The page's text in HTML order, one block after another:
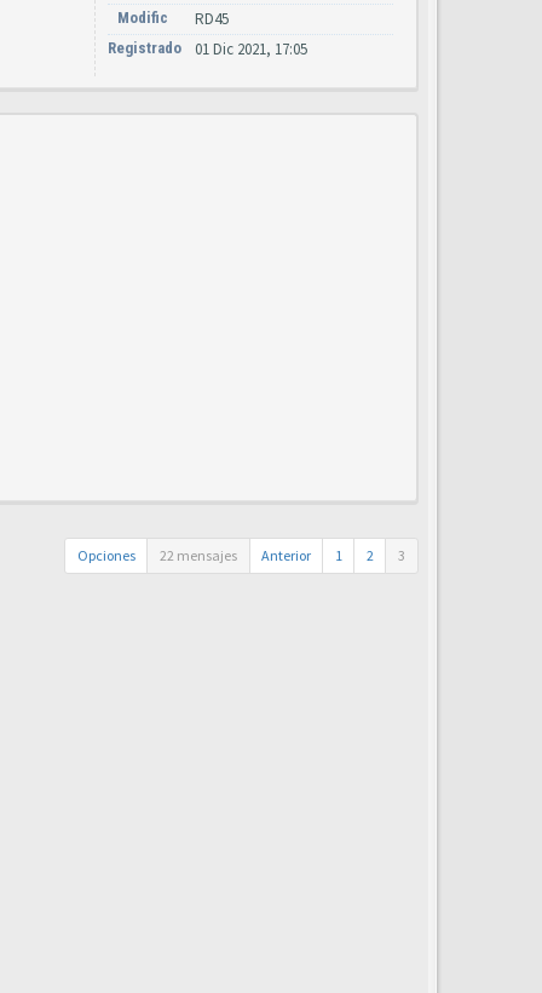
Modific RD45
Registrado 01 Dic 2021, 17:05
Opciones 22 mensajes Anterior 1 2 3